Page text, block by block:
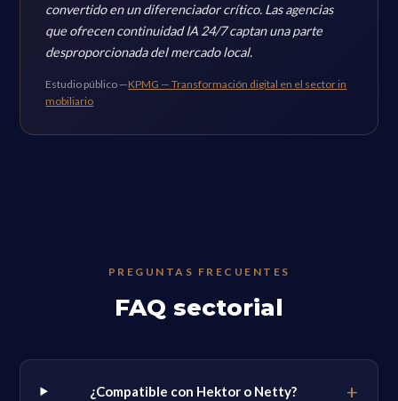
convertido en un diferenciador crítico. Las agencias
que ofrecen continuidad IA 24/7 captan una parte
desproporcionada del mercado local.
Estudio público —KPMG — Transformación digital en el sector in
mobiliario
PREGUNTAS FRECUENTES
FAQ sectorial
¿Compatible con Hektor o Netty?